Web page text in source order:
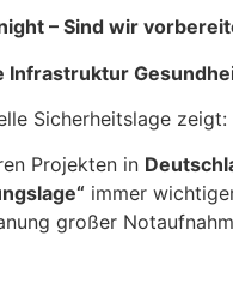
– Sind wir
Infrastruktur
Sicherheitslage zeigt:
Projekten in
immer
großer